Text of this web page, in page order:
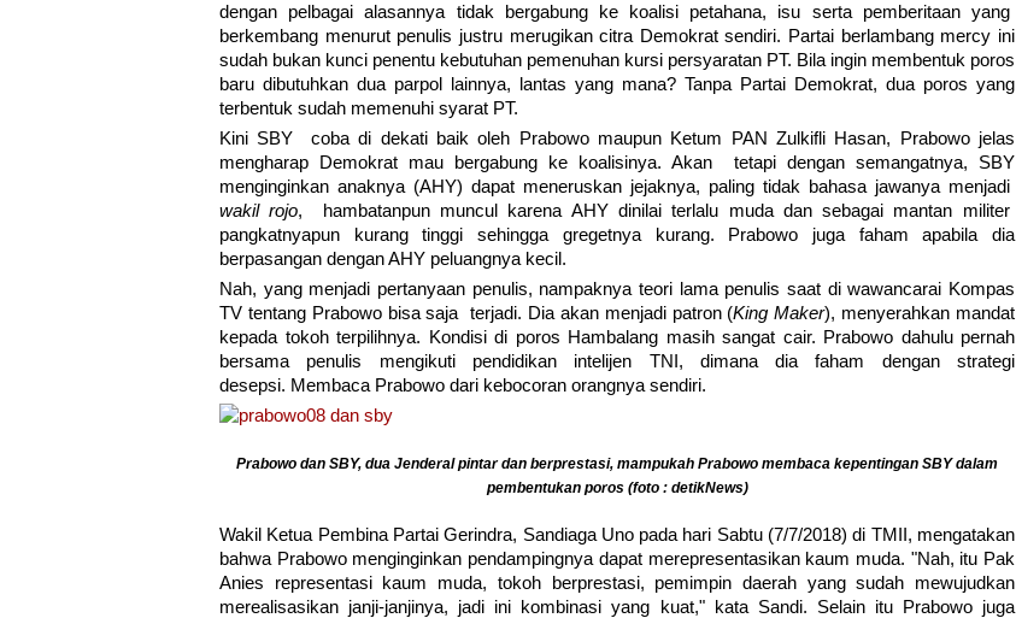
dengan pelbagai alasannya tidak bergabung ke koalisi petahana, isu serta pemberitaan yang
berkembang menurut penulis justru merugikan citra Demokrat sendiri. Partai berlambang mercy ini
sudah bukan kunci penentu kebutuhan pemenuhan kursi persyaratan PT. Bila ingin membentuk poros
baru dibutuhkan dua parpol lainnya, lantas yang mana? Tanpa Partai Demokrat, dua poros yang
terbentuk sudah memenuhi syarat PT.
Kini SBY coba di dekati baik oleh Prabowo maupun Ketum PAN Zulkifli Hasan, Prabowo jelas
mengharap Demokrat mau bergabung ke koalisinya. Akan tetapi dengan semangatnya, SBY
menginginkan anaknya (AHY) dapat meneruskan jejaknya, paling tidak bahasa jawanya menjadi
wakil rojo, hambatanpun muncul karena AHY dinilai terlalu muda dan sebagai mantan militer
pangkatnyapun kurang tinggi sehingga gregetnya kurang. Prabowo juga faham apabila dia
berpasangan dengan AHY peluangnya kecil.
Nah, yang menjadi pertanyaan penulis, nampaknya teori lama penulis saat di wawancarai Kompas
TV tentang Prabowo bisa saja terjadi. Dia akan menjadi patron (King Maker), menyerahkan mandat
kepada tokoh terpilihnya. Kondisi di poros Hambalang masih sangat cair. Prabowo dahulu pernah
bersama penulis mengikuti pendidikan intelijen TNI, dimana dia faham dengan strategi
desepsi. Membaca Prabowo dari kebocoran orangnya sendiri.
Prabowo dan SBY, dua Jenderal pintar dan berprestasi, mampukah Prabowo membaca kepentingan SBY dalam
pembentukan poros (foto : detikNews)
Wakil Ketua Pembina Partai Gerindra, Sandiaga Uno pada hari Sabtu (7/7/2018) di TMII, mengatakan
bahwa Prabowo menginginkan pendampingnya dapat merepresentasikan kaum muda. "Nah, itu Pak
Anies representasi kaum muda, tokoh berprestasi, pemimpin daerah yang sudah mewujudkan
merealisasikan janji-janjinya, jadi ini kombinasi yang kuat," kata Sandi. Selain itu Prabowo juga